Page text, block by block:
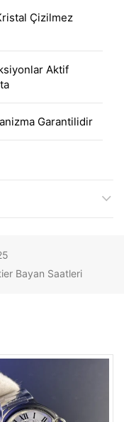
Çizilmez
Aktif
Garantilidir
Bayan Saatleri